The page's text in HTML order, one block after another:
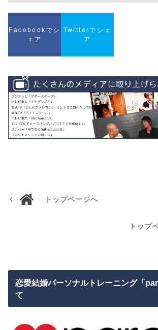
Facebookでシ
ェア
Twitterでシェ
ア
トップページへ
トップ
恋愛結婚パーソナルトレーニング「
て